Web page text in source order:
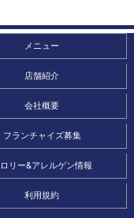
メニュー
店舗紹介
会社概要
フランチャイズ募集
リー&アレルゲン情報
利用規約